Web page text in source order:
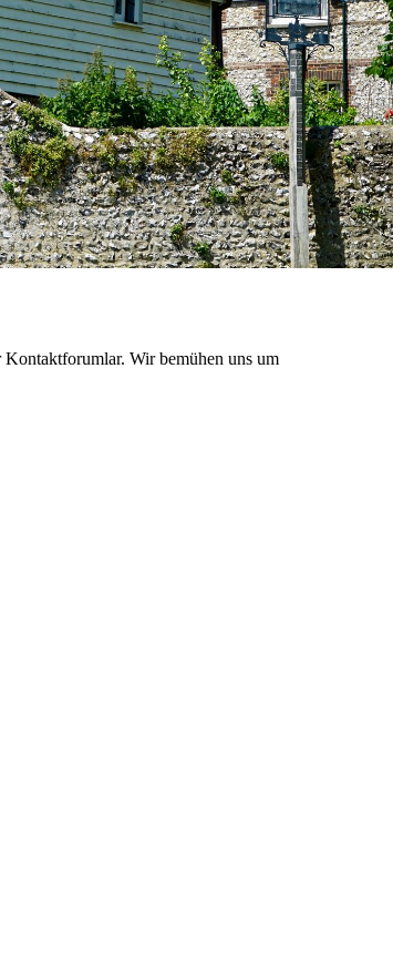
Kontaktforumlar. Wir bemühen uns um